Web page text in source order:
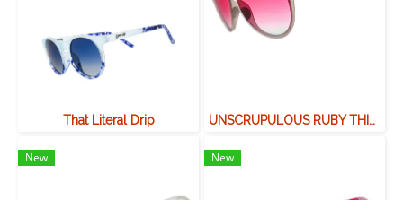
That Literal Drip UNSCRUPULOUS RUBY THIEF
New New